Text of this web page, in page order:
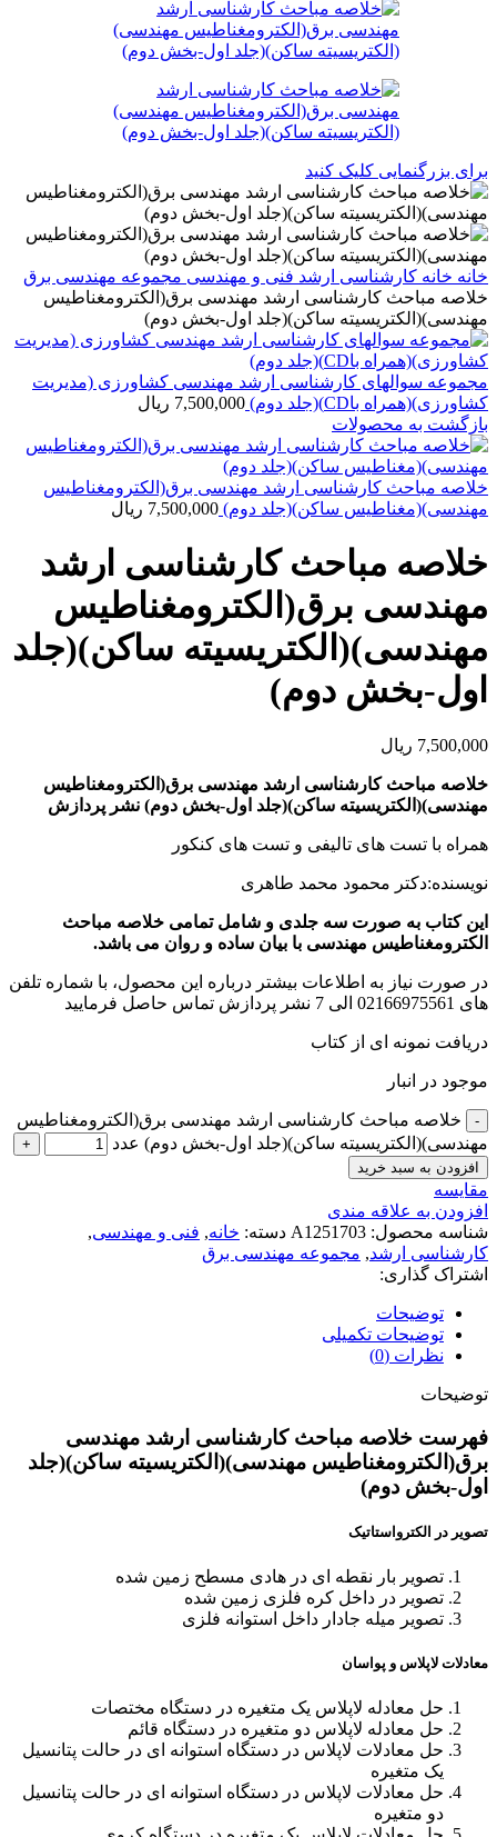
برای بزرگنمایی کلیک کنید
خانه خانه کارشناسی ارشد فنی و مهندسی مجموعه مهندسی برق
خلاصه مباحث کارشناسی ارشد مهندسی برق(الکترومغناطیس
مهندسی)(الکتریسیته ساکن)(جلد اول-بخش دوم)
مجموعه سوالهای کارشناسی ارشد مهندسی کشاورزی (مدیریت
کشاورزی)(همراه باCD)(جلد دوم)
7,500,000 ریال
بازگشت به محصولات
خلاصه مباحث کارشناسی ارشد مهندسی برق(الکترومغناطیس
مهندسی)(مغناطیس ساکن)(جلد دوم) 7,500,000 ریال
خلاصه مباحث کارشناسی ارشد
مهندسی برق(الکترومغناطیس
مهندسی)(الکتریسیته ساکن)(جلد
اول-بخش دوم)
7,500,000 ریال
خلاصه مباحث کارشناسی ارشد مهندسی برق(الکترومغناطیس
مهندسی)(الکتریسیته ساکن)(جلد اول-بخش دوم) نشر پردازش
همراه با تست های تالیفی و تست های کنکور
نویسنده:دکتر محمود محمد طاهری
این کتاب به صورت سه جلدی و شامل تمامی خلاصه مباحث
الکترومغناطیس مهندسی با بیان ساده و روان می باشد.
در صورت نیاز به اطلاعات بیشتر درباره این محصول، با شماره تلفن
های 02166975561 الی 7 نشر پردازش تماس حاصل فرمایید
دریافت نمونه ای از کتاب
موجود در انبار
خلاصه مباحث کارشناسی ارشد مهندسی برق(الکترومغناطیس
مهندسی)(الکتریسیته ساکن)(جلد اول-بخش دوم) عدد
افزودن به سبد خرید
مقايسه
افزودن به علاقه مندی
شناسه محصول: A1251703 دسته: خانه, فنی و مهندسی,
کارشناسی ارشد, مجموعه مهندسی برق
اشتراک گذاری:
توضیحات
توضیحات تکمیلی
نظرات (0)
توضیحات
فهرست خلاصه مباحث کارشناسی ارشد مهندسی
برق(الکترومغناطیس مهندسی)(الکتریسیته ساکن)(جلد
اول-بخش دوم)
تصویر در الکترواستاتیک
تصویر بار نقطه ای در هادی مسطح زمین شده
تصویر در داخل کره فلزی زمین شده
تصویر میله جادار داخل استوانه فلزی
معادلات لاپلاس و پواسان
حل معادله لاپلاس یک متغیره در دستگاه مختصات
حل معادله لاپلاس دو متغیره در دستگاه قائم
حل معادلات لاپلاس در دستگاه استوانه ای در حالت پتانسیل
یک متغیره
حل معادلات لاپلاس در دستگاه استوانه ای در حالت پتانسیل
دو متغیره